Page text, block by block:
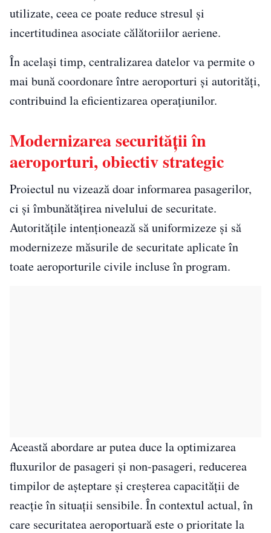
utilizate, ceea ce poate reduce stresul și
incertitudinea asociate călătoriilor aeriene.
În același timp, centralizarea datelor va permite o
mai bună coordonare între aeroporturi și autorități,
contribuind la eficientizarea operațiunilor.
Modernizarea securității în
aeroporturi, obiectiv strategic
Proiectul nu vizează doar informarea pasagerilor,
ci și îmbunătățirea nivelului de securitate.
Autoritățile intenționează să uniformizeze și să
modernizeze măsurile de securitate aplicate în
toate aeroporturile civile incluse în program.
Această abordare ar putea duce la optimizarea
fluxurilor de pasageri și non-pasageri, reducerea
timpilor de așteptare și creșterea capacității de
reacție în situații sensibile. În contextul actual, în
care securitatea aeroportuară este o prioritate la